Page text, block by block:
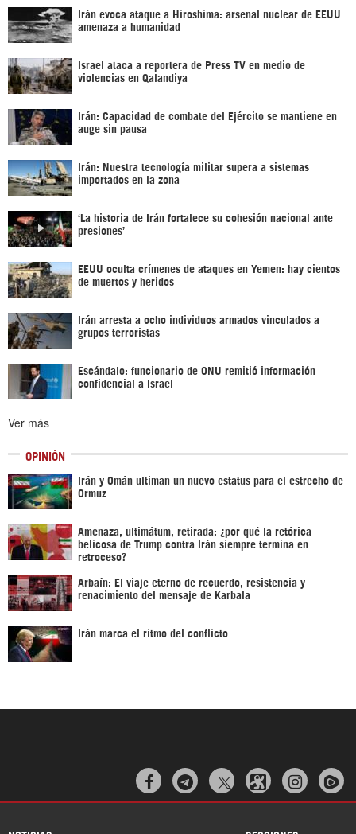
Irán evoca ataque a Hiroshima: arsenal nuclear de EEUU
amenaza a humanidad
Israel ataca a reportera de Press TV en medio de
violencias en Qalandiya
Irán: Capacidad de combate del Ejército se mantiene en
auge sin pausa
Irán: Nuestra tecnología militar supera a sistemas
importados en la zona
‘La historia de Irán fortalece su cohesión nacional ante
presiones’
EEUU oculta crímenes de ataques en Yemen: hay cientos
de muertos y heridos
Irán arresta a ocho individuos armados vinculados a
grupos terroristas
Escándalo: funcionario de ONU remitió información
confidencial a Israel
Ver más
OPINIÓN
Irán y Omán ultiman un nuevo estatus para el estrecho de
Ormuz
Amenaza, ultimátum, retirada: ¿por qué la retórica
belicosa de Trump contra Irán siempre termina en
retroceso?
Arbaín: El viaje eterno de recuerdo, resistencia y
renacimiento del mensaje de Karbala
Irán marca el ritmo del conflicto
  